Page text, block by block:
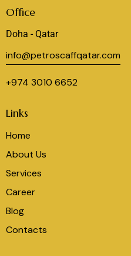
Office
Doha - Qatar
info@petroscaffqatar.com
+974 3010 6652
Links
Home
About Us
Services
Career
Blog
Contacts